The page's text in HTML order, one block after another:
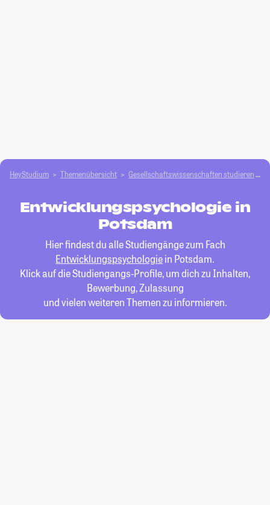
HeyStudium Themenübersicht Gesellschafts­­wissenschaften studieren
Entwicklungspsychologie in
Potsdam
Hier findest du alle Studiengänge zum Fach
Entwicklungspsychologiein Potsdam.
Klick auf die Studiengangs-Profile, um dich zu Inhalten,
Bewerbung, Zulassung
und vielen weiteren Themen zu informieren.